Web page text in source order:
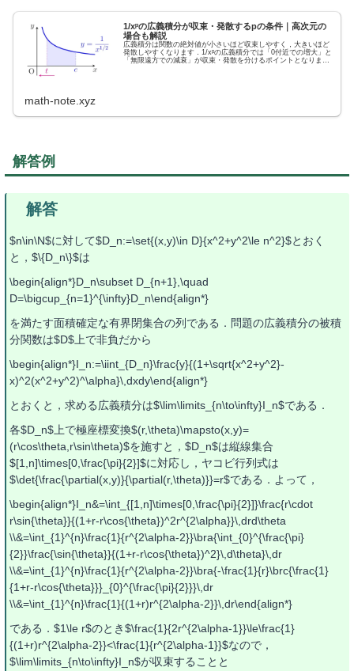
1/xᵖの広義積分が収束・発散するpの条件｜高次元の
場合も解説
広義積分は関数の絶対値が小さいほど収束しやすく，大きいほど
発散しやすくなります．1/xᵖの広義積分では「0付近での増大」と
「無限遠方での減衰」が収束・発散を分けるポイントとなりま
math-note.xyz
解答例
$n\in\N$に対して$D_n:=\set{(x,y)\in D}{x^2+y^2\le n^2}$とおく
と，$\{D_n\}$は
\begin{align*}D_n\subset D_{n+1},\quad
D=\bigcup_{n=1}^{\infty}D_n\end{align*}
を満たす面積確定な有界閉集合の列である．問題の広義積分の被積
分関数は$D$上で非負だから
\begin{align*}I_n:=\iint_{D_n}\frac{y}{(1+\sqrt{x^2+y^2}-
x)^2(x^2+y^2)^\alpha}\,dxdy\end{align*}
とおくと，求める広義積分は$\lim\limits_{n\to\infty}I_n$である．
各$D_n$上で極座標変換$(r,\theta)\mapsto(x,y)=
(r\cos\theta,r\sin\theta)$を施すと，$D_n$は縦線集合
$[1,n]\times[0,\frac{\pi}{2}]$に対応し，ヤコビ行列式は
$\det{\frac{\partial(x,y)}{\partial(r,\theta)}}=r$である．よって，
\begin{align*}I_n&=\int_{[1,n]\times[0,\frac{\pi}{2}]}\frac{r\cdot
r\sin{\theta}}{(1+r-r\cos{\theta})^2r^{2\alpha}}\,drd\theta
\\&=\int_{1}^{n}\frac{1}{r^{2\alpha-2}}\bra{\int_{0}^{\frac{\pi}
{2}}\frac{\sin{\theta}}{(1+r-r\cos{\theta})^2}\,d\theta}\,dr
\\&=\int_{1}^{n}\frac{1}{r^{2\alpha-2}}\bra{-\frac{1}{r}\brc{\frac{1}
{1+r-r\cos{\theta}}}_{0}^{\frac{\pi}{2}}}\,dr
\\&=\int_{1}^{n}\frac{1}{(1+r)r^{2\alpha-2}}\,dr\end{align*}
である．$1\le r$のとき$\frac{1}{2r^{2\alpha-1}}\le\frac{1}
{(1+r)r^{2\alpha-2}}<\frac{1}{r^{2\alpha-1}}$なので，
$\lim\limits_{n\to\infty}I_n$が収束することと